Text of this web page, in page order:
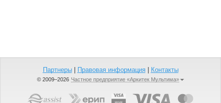
Партнеры| Правовая информация| Контакты
© 2009–2026 Частное предприятие «Аркитек Мультима»